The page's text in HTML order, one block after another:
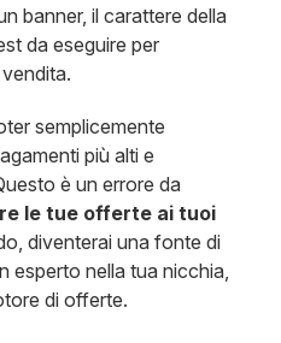
banner, il carattere della
da eseguire per
semplicemente
più alti e
è un errore da
le tue offerte ai tuoi
diventerai una fonte di
esperto nella tua nicchia,
di offerte.